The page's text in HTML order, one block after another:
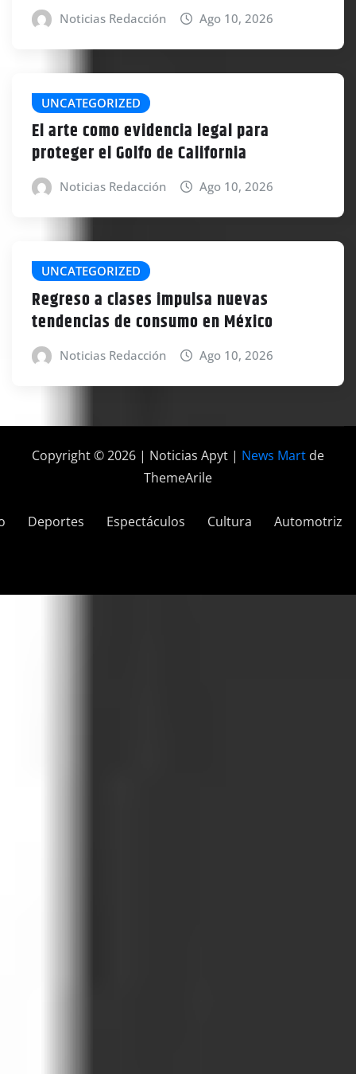
Noticias Redacción Ago 10, 2026
UNCATEGORIZED
El arte como evidencia legal para
proteger el Golfo de California
Noticias Redacción Ago 10, 2026
UNCATEGORIZED
Regreso a clases impulsa nuevas
tendencias de consumo en México
Noticias Redacción Ago 10, 2026
Copyright © 2026 | Noticias Apyt | News Mart de
ThemeArile
Deportes Espectáculos Cultura Automotriz